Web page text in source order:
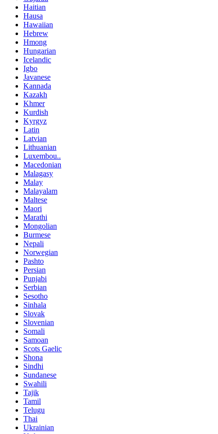
Haitian
Hausa
Hawaiian
Hebrew
Hmong
Hungarian
Icelandic
Igbo
Javanese
Kannada
Kazakh
Khmer
Kurdish
Kyrgyz
Latin
Latvian
Lithuanian
Luxembou..
Macedonian
Malagasy
Malay
Malayalam
Maltese
Maori
Marathi
Mongolian
Burmese
Nepali
Norwegian
Pashto
Persian
Punjabi
Serbian
Sesotho
Sinhala
Slovak
Slovenian
Somali
Samoan
Scots Gaelic
Shona
Sindhi
Sundanese
Swahili
Tajik
Tamil
Telugu
Thai
Ukrainian